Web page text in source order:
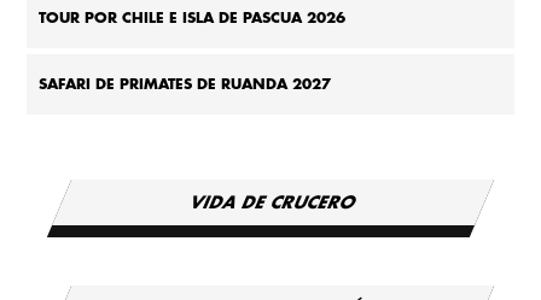
TOUR POR CHILE E ISLA DE PASCUA 2026
SAFARI DE PRIMATES DE RUANDA 2027
VIDA DE CRUCERO